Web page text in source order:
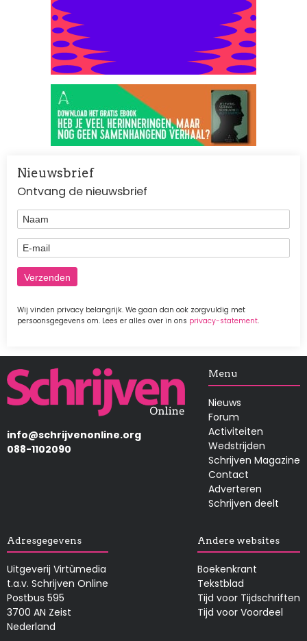
Nieuwsbrief
Ontvang de nieuwsbrief
Naam
E-mail
Wij vinden privacy belangrijk. We gaan dan ook zorgvuldig met
persoonsgegevens om. Lees er alles over in ons privacy-statement.
Afbeelding
info@schrijvenonline.org
088-1102090
Menu
Nieuws
Forum
Activiteiten
Wedstrijden
Schrijven Magazine
Contact
Adverteren
Schrijven deelt
Adresgegevens
Uitgeverij Virtùmedia
t.a.v. Schrijven Online
Postbus 595
3700 AN Zeist
Nederland
Andere websites
Boekenkrant
Tekstblad
Tijd voor Tijdschriften
Tijd voor Voordeel